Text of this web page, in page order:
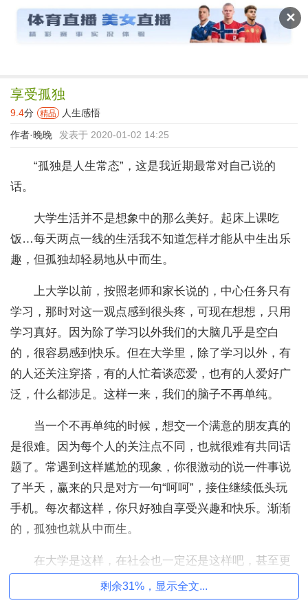
✕
读文斋
享受孤独
9.4分 精品
人生感悟
作者·晚晚 发表于 2020-01-02 14:25
“孤独是人生常态”，这是我近期最常对自己说的
话。
大学生活并不是想象中的那么美好。起床上课吃
饭…每天两点一线的生活我不知道怎样才能从中生出乐
趣，但孤独却轻易地从中而生。
上大学以前，按照老师和家长说的，中心任务只有
学习，那时对这一观点感到很头疼，可现在想想，只用
学习真好。因为除了学习以外我们的大脑几乎是空白
的，很容易感到快乐。但在大学里，除了学习以外，有
的人还关注穿搭，有的人忙着谈恋爱，也有的人爱好广
泛，什么都涉足。这样一来，我们的脑子不再单纯。
当一个不再单纯的时候，想交一个满意的朋友真的
是很难。因为每个人的关注点不同，也就很难有共同话
题了。常遇到这样尴尬的现象，你很激动的说一件事说
了半天，赢来的只是对方一句“呵呵”，接住继续低头玩
手机。每次都这样，你只好独自享受兴趣和快乐。渐渐
的，孤独也就从中而生。
在大学是这样，在社会也一定还是这样吧，甚至更
孤独。随着年龄的增长，周围环境越复杂，我们所顾虑
的越来越多。你越复杂，找一个与你相似的人就越苦
剩余31%，显示全文...